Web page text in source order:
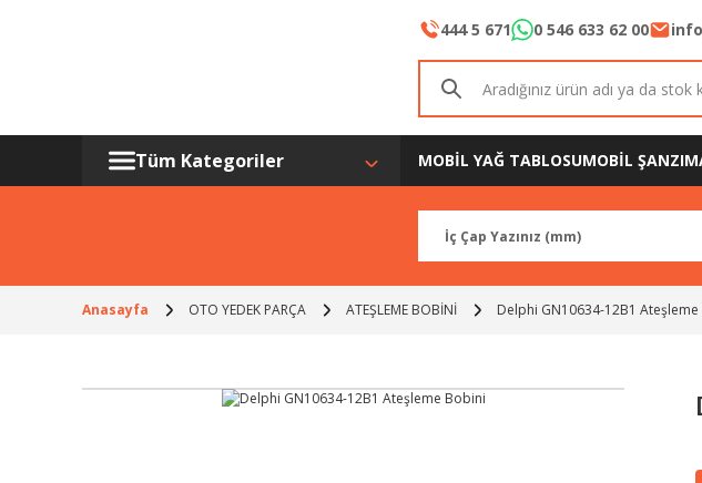
444 5 671 0 546 633 62 00
Tüm Kategoriler MOBİL YAĞ TABLOSUMOBİL
Anasayfa OTO YEDEK PARÇA ATEŞLEME BOBİNİ Delphi GN10634-12B1